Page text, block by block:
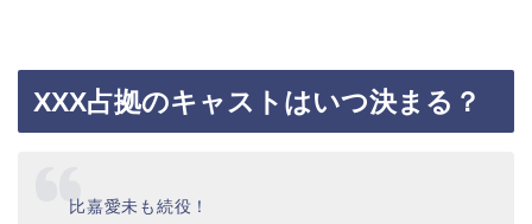
XXX占拠のキャストはいつ決まる？
比嘉愛未も続役！